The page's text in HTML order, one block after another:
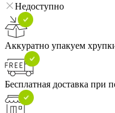
Недоступно
Аккуратно упакуем
Бесплатная доставка при